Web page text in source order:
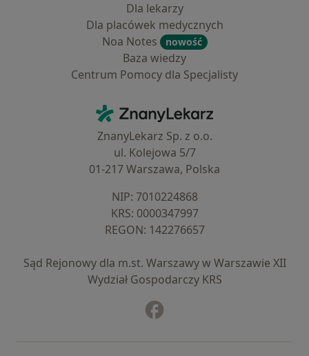
Dla lekarzy
Dla placówek medycznych
Noa Notes
nowość
Baza wiedzy
Centrum Pomocy dla Specjalisty
ZnanyLekarz - Strona główna
ZnanyLekarz Sp. z o.o.
ul. Kolejowa 5/7
01-217 Warszawa, Polska
NIP: ⁠7010224868
KRS: ⁠0000347997
REGON: ⁠142276657
Sąd Rejonowy dla m.st. Warszawy w Warszawie XII
Wydział Gospodarczy KRS